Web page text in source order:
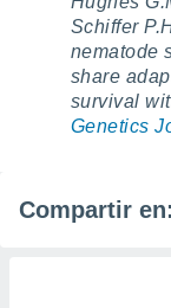
Schiffer
nematode
share
survival
Genetics
Compartir en: